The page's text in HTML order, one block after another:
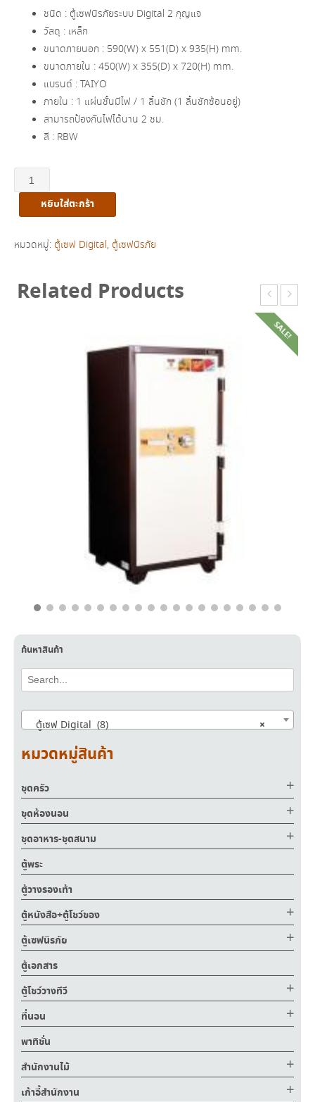
was:
฿39,700.00.
is:
฿25,800.00.
ชนิด : ตู้เซฟนิรภัยระบบ Digital 2 กุญแจ
วัสดุ : เหล็ก
ขนาดภายนอก : 590(W) x 551(D) x 935(H) mm.
ขนาดภายใน : 450(W) x 355(D) x 720(H) mm.
แบรนด์ : TAIYO
ภายใน : 1 แผ่นชั้นมีไฟ / 1 ลิ้นชัก (1 ลิ้นชักซ้อนอยู่)
สามารถป้องกันไฟได้นาน 2 ชม.
สี : RBW
จำนวน
ตู้
ระบบ
190
KG.
หยิบใส่ตะกร้า
หมวดหมู่: ตู้เซฟ Digital, ตู้เซฟนิรภัย
Related Products
SALE!
฿63,500.00 ฿41,200.00
ค้นหาสินค้า
×
ตู้เซฟ Digital (8)
หมวดหมู่สินค้า
ชุดครัว
ชุดห้องนอน
ชุดอาหาร-ชุดสนาม
ตู้พระ
ตู้วางรองเท้า
ตู้หนังสือ+ตู้โชว์ของ
ตู้เซฟนิรภัย
ตู้เอกสาร
ตู้โชว์วางทีวี
ที่นอน
พาทิชั่น
สำนักงานไม้
เก้าอี้สำนักงาน